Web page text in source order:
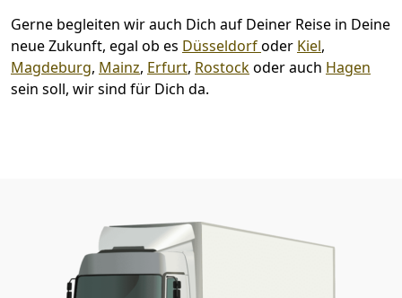
Gerne begleiten wir auch Dich auf Deiner Reise in Deine
neue Zukunft, egal ob es Düsseldorfoder Kiel,
Magdeburg, Mainz, Erfurt, Rostockoder auch Hagen
sein soll, wir sind für Dich da.